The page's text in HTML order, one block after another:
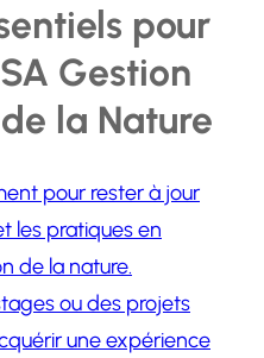
pour
Gestion
la Nature
pour rester à jour
les pratiques en
de la nature.
ou des projets
une expérience